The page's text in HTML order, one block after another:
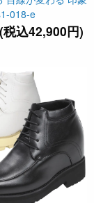
018-e
込42,900円)